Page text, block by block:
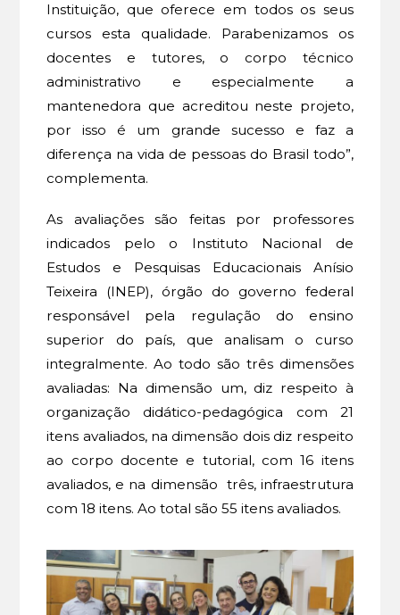
Instituição, que oferece em todos os seus
cursos esta qualidade. Parabenizamos os
docentes e tutores, o corpo técnico
administrativo e especialmente a
mantenedora que acreditou neste projeto,
por isso é um grande sucesso e faz a
diferença na vida de pessoas do Brasil todo”,
complementa.
As avaliações são feitas por professores
indicados pelo o Instituto Nacional de
Estudos e Pesquisas Educacionais Anísio
Teixeira (INEP), órgão do governo federal
responsável pela regulação do ensino
superior do país, que analisam o curso
integralmente. Ao todo são três dimensões
avaliadas: Na dimensão um, diz respeito à
organização didático-pedagógica com 21
itens avaliados, na dimensão dois diz respeito
ao corpo docente e tutorial, com 16 itens
avaliados, e na dimensão três, infraestrutura
com 18 itens. Ao total são 55 itens avaliados.